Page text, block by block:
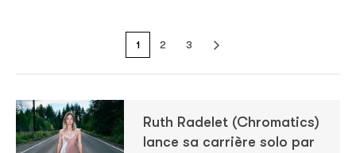
1 2 3
Ruth Radelet (Chromatics)
lance sa carrière solo par